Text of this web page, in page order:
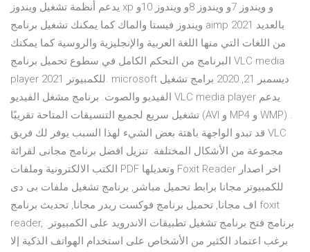
يدعم أنظمة تشغيل ويندوز xp و ويندوز 7و ويندوز 8و ويندوز 10و
ويندوز فيستا والماك كما يمكنك تشغيل برنامج aimp 2021 بالعديد
من اللغات التي منها اللغة العربية والإنجليزية والروسية كما يمكنك
البرنامج من التحكم الكامل في سطوع تحميل برنامج VLC media
player 2021 للكمبيوتر. microsoft ديسمبر 21, 2020 برامج تشغيل
الفيديو والصوت. برنامج مشغل الفيديو VLC media player يدعم
تشغيل سريع لجميع التنسيقات المتاحة تقريبًا (AVI و MP4 و WMP) .
قد تبدو الواجهة باهتة بعض الشيء لهذا السبب يوفر لك فريق VLC
مجموعة من الأشكال المختلفة. تنزيل افضل برنامج مجانى لقرائة
الكتب الالكترونية وملفات PDF وتعديلها Foxit Reader اخر اصدار
للكمبيوتر مجانا برابط تحميل مباشر, برنامج تشغيل ملفات بى دى
اف مجانا, تحميل برنامج فوكست ريدر مجانا, تحديث برنامج foxit
reader, برنامج فتح برنامج تشغيل تطبيقات الاندرويد على الكمبيوتر.
برغب اعتماد الكثير من الأشخاص على استخدام الهواتف الذكية إلا